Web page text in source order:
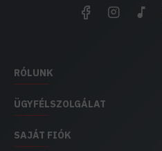
RÓLUNK
ÜGYFÉLSZOLGÁLAT
SAJÁT FIÓK